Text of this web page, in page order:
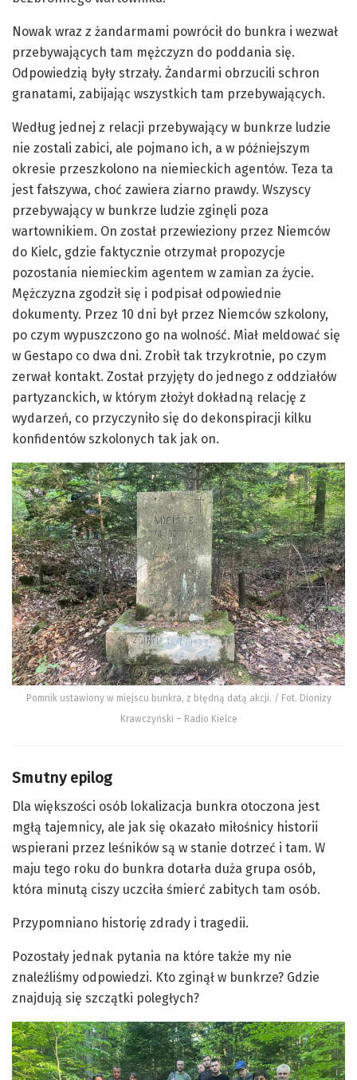
Nowak wraz z żandarmami powrócił do bunkra i wezwał
przebywających tam mężczyzn do poddania się.
Odpowiedzią były strzały. Żandarmi obrzucili schron
granatami, zabijając wszystkich tam przebywających.
Według jednej z relacji przebywający w bunkrze ludzie
nie zostali zabici, ale pojmano ich, a w późniejszym
okresie przeszkolono na niemieckich agentów. Teza ta
jest fałszywa, choć zawiera ziarno prawdy. Wszyscy
przebywający w bunkrze ludzie zginęli poza
wartownikiem. On został przewieziony przez Niemców
do Kielc, gdzie faktycznie otrzymał propozycje
pozostania niemieckim agentem w zamian za życie.
Mężczyzna zgodził się i podpisał odpowiednie
dokumenty. Przez 10 dni był przez Niemców szkolony,
po czym wypuszczono go na wolność. Miał meldować się
w Gestapo co dwa dni. Zrobił tak trzykrotnie, po czym
zerwał kontakt. Został przyjęty do jednego z oddziałów
partyzanckich, w którym złożył dokładną relację z
wydarzeń, co przyczyniło się do dekonspiracji kilku
konfidentów szkolonych tak jak on.
Pomnik ustawiony w miejscu bunkra, z błędną datą akcji. / Fot. Dionizy
Krawczyński – Radio Kielce
Smutny epilog
Dla większości osób lokalizacja bunkra otoczona jest
mgłą tajemnicy, ale jak się okazało miłośnicy historii
wspierani przez leśników są w stanie dotrzeć i tam. W
maju tego roku do bunkra dotarła duża grupa osób,
która minutą ciszy uczciła śmierć zabitych tam osób.
Przypomniano historię zdrady i tragedii.
Pozostały jednak pytania na które także my nie
znaleźliśmy odpowiedzi. Kto zginął w bunkrze? Gdzie
znajdują się szczątki poległych?